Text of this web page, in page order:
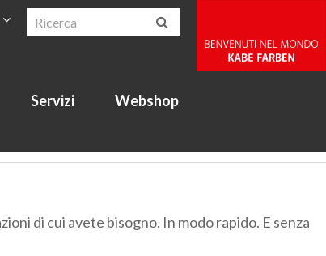
Servizi Webshop
di cui avete bisogno. In modo rapido. E senza